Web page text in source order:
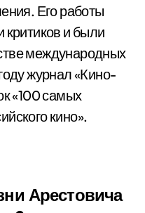
Его работы
критиков и были
международных
журнал «Кино-
«100 самых
кино».
Арестовича